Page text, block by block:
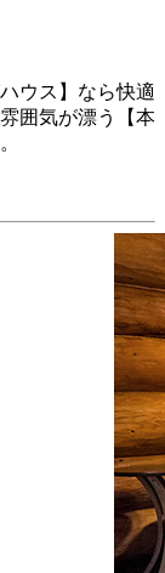
ウス】なら快適
囲気が漂う【本